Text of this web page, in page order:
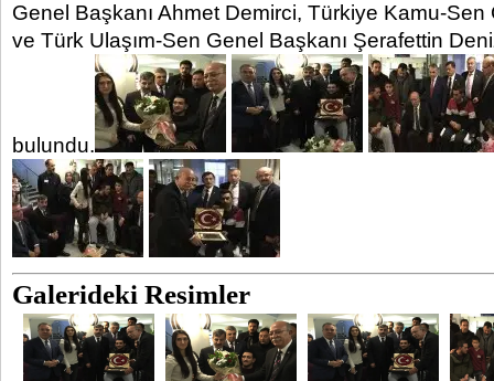
Genel Başkanı Ahmet Demirci, Türkiye Kamu-
ve Türk Ulaşım-Sen Genel Başkanı Şerafettin
bulundu.
Galerideki Resimler